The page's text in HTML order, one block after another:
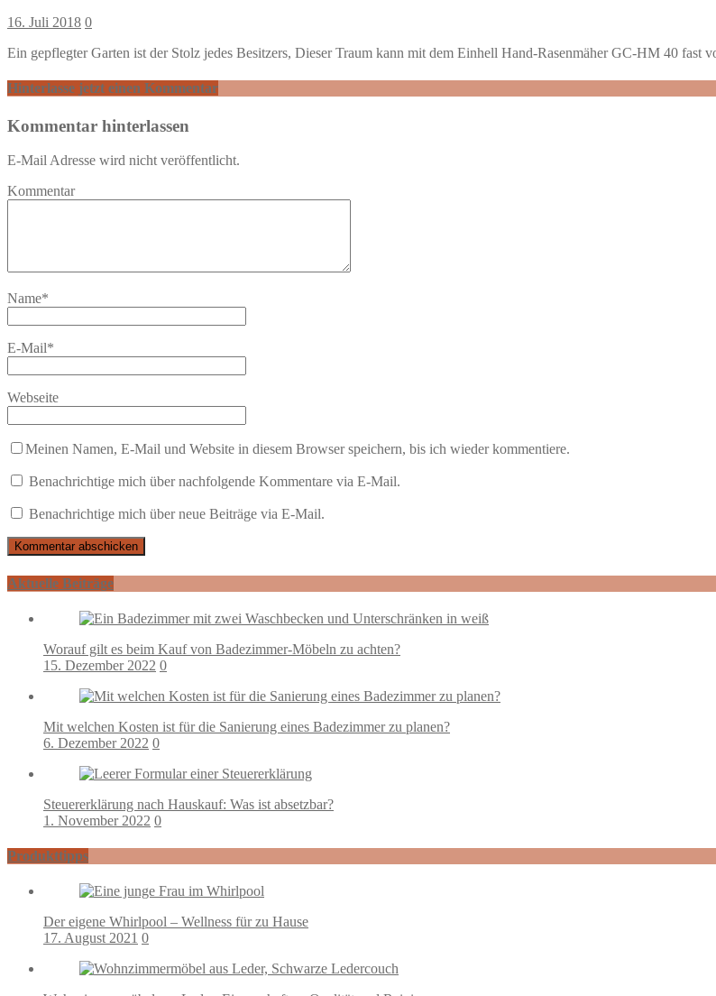
16. Juli 2018 0
Ein gepflegter Garten ist der Stolz jedes Besitzers, Dieser Traum kann mit dem Einhell Hand-Rasenmäher GC-HM 40 fast
Hinterlasse jetzt einen Kommentar
Kommentar hinterlassen
E-Mail Adresse wird nicht veröffentlicht.
Kommentar
Name*
E-Mail*
Webseite
Meinen Namen, E-Mail und Website in diesem Browser speichern, bis ich wieder kommentiere.
Benachrichtige mich über nachfolgende Kommentare via E-Mail.
Benachrichtige mich über neue Beiträge via E-Mail.
Aktuelle Beiträge
Worauf gilt es beim Kauf von Badezimmer-Möbeln zu achten?
15. Dezember 2022 0
Mit welchen Kosten ist für die Sanierung eines Badezimmer zu planen?
6. Dezember 2022 0
Steuererklärung nach Hauskauf: Was ist absetzbar?
1. November 2022 0
Produkttipps
Der eigene Whirlpool – Wellness für zu Hause
17. August 2021 0